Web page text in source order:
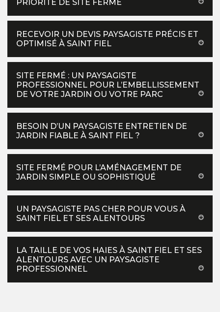
PRIORITÉ DE SITE FERMÉ
RECEVOIR UN DEVIS PAYSAGISTE PRÉCIS ET
OPTIMISÉ À SAINT FIEL
SITE FERMÉ : UN PAYSAGISTE
PROFESSIONNEL POUR L’EMBELLISSEMENT
DE VOTRE JARDIN OU VOTRE PARC
BESOIN D’UN PAYSAGISTE ENTRETIEN DE
JARDIN FIABLE À SAINT FIEL ?
SITE FERMÉ POUR L’AMÉNAGEMENT DE
JARDIN SIMPLE OU SOPHISTIQUÉ
UN PAYSAGISTE PAS CHER POUR VOUS À
SAINT FIEL ET SES ALENTOURS
LA TAILLE DE VOS HAIES À SAINT FIEL ET SES
ALENTOURS AVEC UN PAYSAGISTE
PROFESSIONNEL